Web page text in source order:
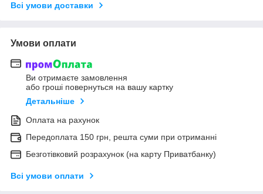
Всі умови доставки
Умови оплати
Ви отримаєте замовлення
або гроші повернуться на вашу картку
Детальніше
Оплата на рахунок
Передоплата 150 грн, решта суми при отриманні
Безготівковий розрахунок (на карту Приватбанку)
Всі умови оплати